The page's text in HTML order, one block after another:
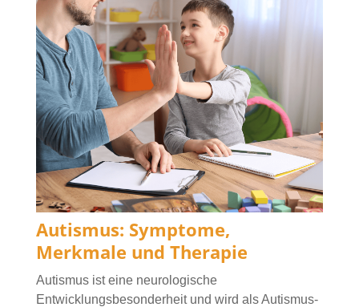
Autismus: Symptome,
Merkmale und Therapie
Autismus ist eine neurologische
Entwicklungsbesonderheit und wird als Autismus-